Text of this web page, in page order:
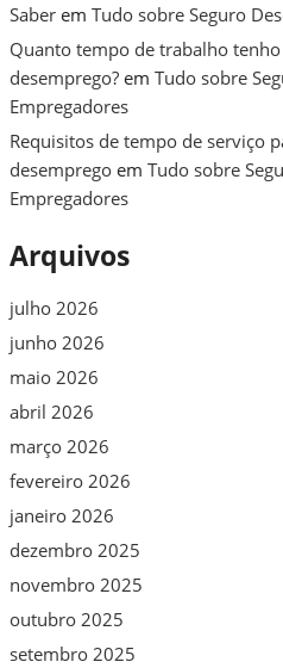
Saber em Tudo sobre Seguro
Quanto tempo de trabalho
desemprego? em Tudo sobre
Empregadores
Requisitos de tempo de serviço
desemprego em Tudo sobre
Empregadores
Arquivos
julho 2026
junho 2026
maio 2026
abril 2026
março 2026
fevereiro 2026
janeiro 2026
dezembro 2025
novembro 2025
outubro 2025
setembro 2025